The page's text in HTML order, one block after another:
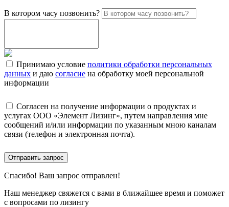
В котором часу позвонить?
Принимаю условие политики обработки персональных
данных и даю согласие на обработку моей персональной
информации
Согласен на получение информации о продуктах и
услугах ООО «Элемент Лизинг», путем направления мне
сообщений и/или информации по указанным мною каналам
связи (телефон и электронная почта).
Отправить запрос
Спасибо! Ваш запрос отправлен!
Наш менеджер свяжется с вами в ближайшее время и поможет
с вопросами по лизингу